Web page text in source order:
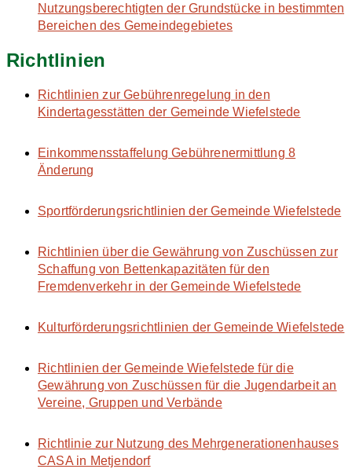
Nutzungsberechtigten der Grundstücke in bestimmten
Bereichen des Gemeindegebietes
Richtlinien
Richtlinien zur Gebührenregelung in den
Kindertagesstätten der Gemeinde Wiefelstede
Einkommensstaffelung Gebührenermittlung 8
Änderung
Sportförderungsrichtlinien der Gemeinde Wiefelstede
Richtlinien über die Gewährung von Zuschüssen zur
Schaffung von Bettenkapazitäten für den
Fremdenverkehr in der Gemeinde Wiefelstede
Kulturförderungsrichtlinien der Gemeinde Wiefelstede
Richtlinien der Gemeinde Wiefelstede für die
Gewährung von Zuschüssen für die Jugendarbeit an
Vereine, Gruppen und Verbände
Richtlinie zur Nutzung des Mehrgenerationenhauses
CASA in Metjendorf